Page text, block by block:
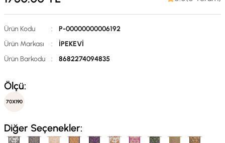
Ürün Kodu :
P-00000000006192
Ürün Markası
:
İPEKEVİ
Ürün Barkodu
: 8682274094835
Ölçü:
70X190
Diğer Seçenekler: